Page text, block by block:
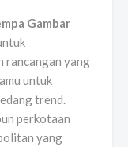
Gambar
rancangan yang
untuk
trend.
perkotaan
yang